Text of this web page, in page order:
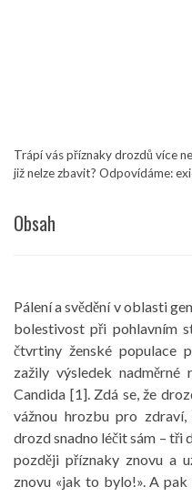
Trápí vás příznaky drozdů více
již nelze zbavit? Odpovídáme:
Obsah
Pálení a svědění v oblasti
bolestivost při pohlavním
čtvrtiny ženské populace
zažily výsledek
Candida [1]. Zdá se, že
vážnou hrozbu pro
drozd snadno léčit sám – tři
později příznaky znovu a
znovu «jak to bylo!». A pak